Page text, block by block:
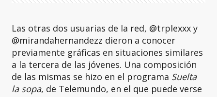
Las otras dos usuarias de la red, @trplexxx y
@mirandahernandezz dieron a conocer
previamente gráficas en situaciones similares
a la tercera de las jóvenes. Una composición
de las mismas se hizo en el programa Suelta
la sopa, de Telemundo, en el que puede verse